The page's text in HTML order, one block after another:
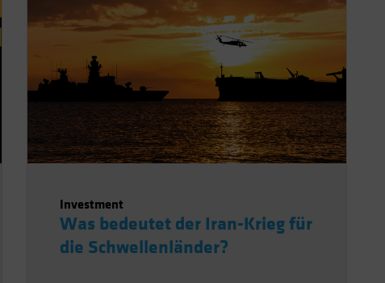
Investment
Was bedeutet der Iran-Krieg für
die Schwellenländer?